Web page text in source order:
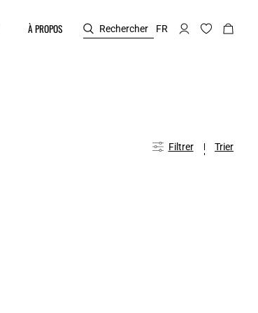
À PROPOS Rechercher FR
Filtrer Trier